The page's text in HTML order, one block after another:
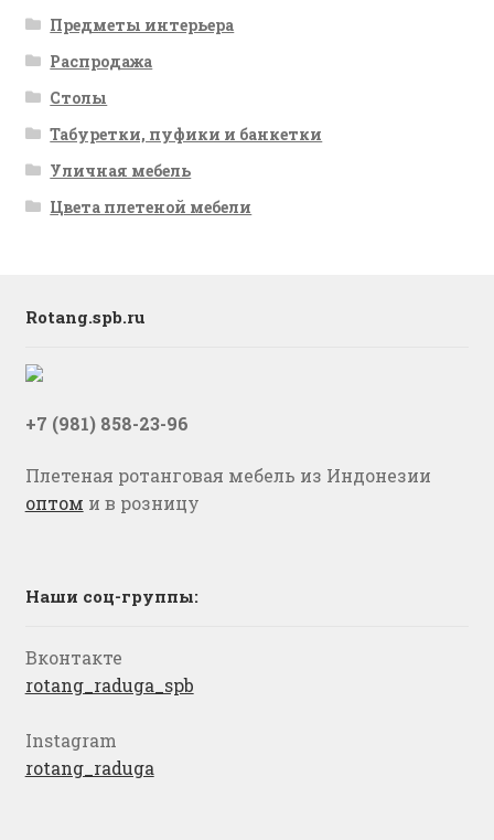
Предметы интерьера
Распродажа
Столы
Табуретки, пуфики и банкетки
Уличная мебель
Цвета плетеной мебели
Rotang.spb.ru
+7 (981) 858-23-96
Плетеная ротанговая мебель из Индонезии
оптом и в розницу
Наши соц-группы:
Вконтакте
rotang_raduga_spb
Instagram
rotang_raduga